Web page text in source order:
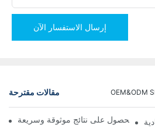
إرسال الاستفسار الآن
مقالات مقترحة OEM&ODM
للحصول على نتائج موثوقة وسريعة